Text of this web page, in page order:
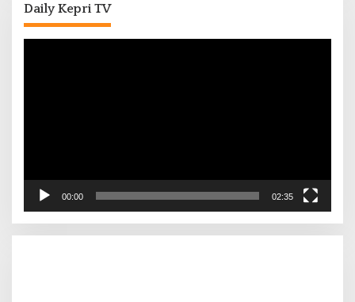
Daily Kepri TV
00:00 02:35